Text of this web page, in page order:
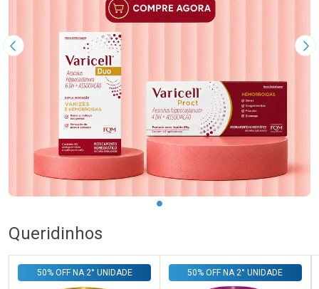
Imagem Anterior
Queridinhos
50% OFF NA 2° UNIDADE 50% OFF NA 2° UNIDADE